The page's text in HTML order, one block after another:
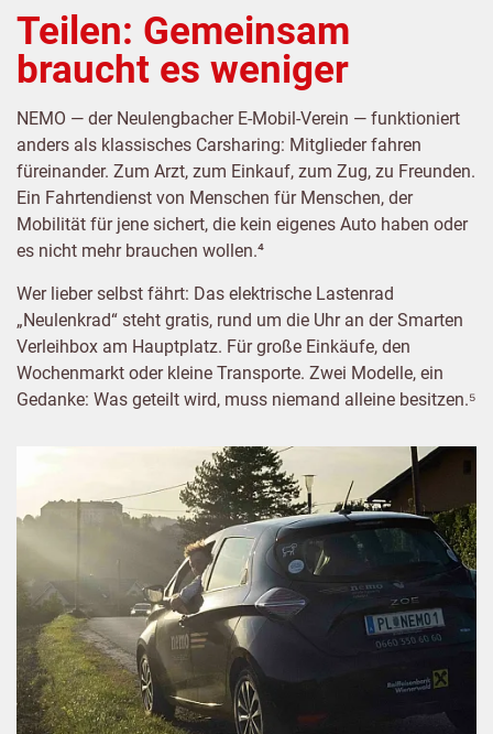
Teilen: Gemeinsam
braucht es weniger
NEMO — der Neulengbacher E-Mobil-Verein — funktioniert
anders als klassisches Carsharing: Mitglieder fahren
füreinander. Zum Arzt, zum Einkauf, zum Zug, zu Freunden.
Ein Fahrtendienst von Menschen für Menschen, der
Mobilität für jene sichert, die kein eigenes Auto haben oder
es nicht mehr brauchen wollen.⁴
Wer lieber selbst fährt: Das elektrische Lastenrad
„Neulenkrad“ steht gratis, rund um die Uhr an der Smarten
Verleihbox am Hauptplatz. Für große Einkäufe, den
Wochenmarkt oder kleine Transporte. Zwei Modelle, ein
Gedanke: Was geteilt wird, muss niemand alleine besitzen.⁵